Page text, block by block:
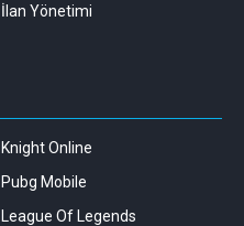
İlan Yönetimi
Knight Online
Pubg Mobile
League Of Legends